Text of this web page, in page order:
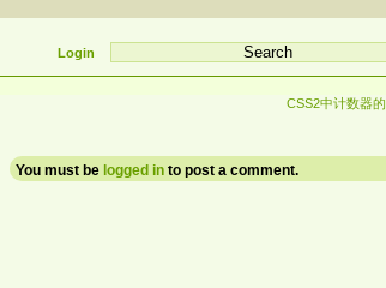
Login
CSS2中计数器
You must be logged into post a comment.